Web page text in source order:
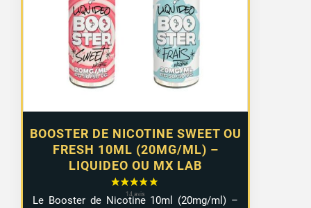
BOOSTER DE NICOTINE SWEET OU
FRESH 10ML (20MG/ML) –
LIQUIDEO OU MX LAB
1,29 €
10,99 €
Le Booster de Nicotine 10ml (20mg/ml) –